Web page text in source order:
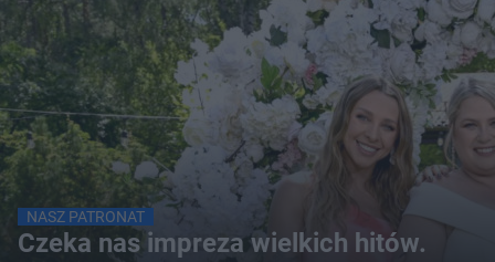
NASZ PATRONAT
Czeka nas impreza wielkich hitów.